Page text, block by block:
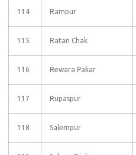
114 Rampur
115 Ratan Chak
116 Rewara Pakar
117 Rupaspur
118 Salempur